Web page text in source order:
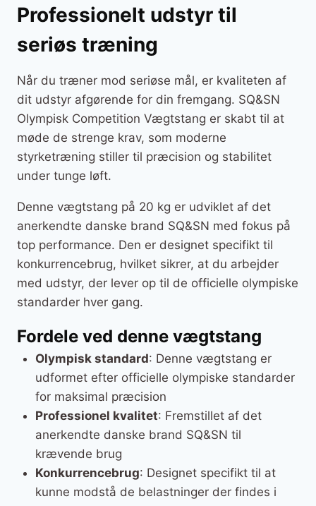
Professionelt udstyr til
seriøs træning
Når du træner mod seriøse mål, er kvaliteten af
dit udstyr afgørende for din fremgang. SQ&SN
Olympisk Competition Vægtstang er skabt til at
møde de strenge krav, som moderne
styrketræning stiller til præcision og stabilitet
under tunge løft.
Denne vægtstang på 20 kg er udviklet af det
anerkendte danske brand SQ&SN med fokus på
top performance. Den er designet specifikt til
konkurrencebrug, hvilket sikrer, at du arbejder
med udstyr, der lever op til de officielle olympiske
standarder hver gang.
Fordele ved denne vægtstang
Olympisk standard: Denne vægtstang er
udformet efter officielle olympiske standarder
for maksimal præcision
Professionel kvalitet: Fremstillet af det
anerkendte danske brand SQ&SN til
krævende brug
Konkurrencebrug: Designet specifikt til at
kunne modstå de belastninger der findes i